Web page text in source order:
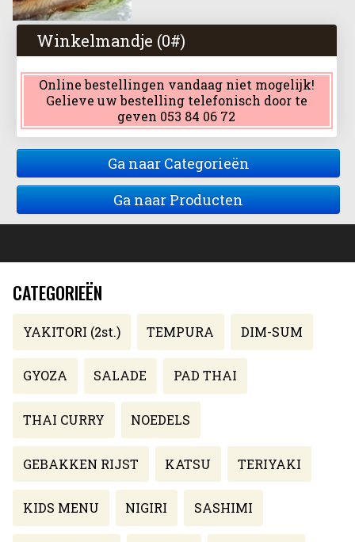
Winkelmandje (0#)
Online bestellingen vandaag niet mogelijk!
Gelieve uw bestelling telefonisch door te
geven 053 84 06 72
Ga naar Categorieën
Ga naar Producten
CATEGORIEËN
YAKITORI (2st.) TEMPURA DIM-SUM
GYOZA SALADE PAD THAI
THAI CURRY NOEDELS
GEBAKKEN RIJST KATSU TERIYAKI
KIDS MENU NIGIRI SASHIMI